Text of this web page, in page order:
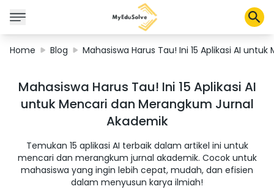
Solusi Perusahaan
Sertifikasi
Shop
Home Blog Mahasiswa Harus Tau! Ini 15 Aplikasi AI
Mahasiswa Harus Tau! Ini 15 Aplikasi AI
untuk Mencari dan Merangkum Jurnal
Akademik
Temukan 15 aplikasi AI terbaik dalam artikel ini untuk
mencari dan merangkum jurnal akademik. Cocok untuk
mahasiswa yang ingin lebih cepat, mudah, dan efisien
dalam menyusun karya ilmiah!